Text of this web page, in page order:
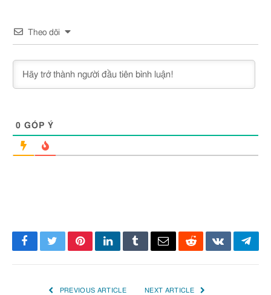
Theo dõi
0 GÓP Ý
Facebook
TwitterPinterestLinkedInTumblrEmailRedditVKontakte
PREVIOUS ARTICLE NEXT ARTICLE